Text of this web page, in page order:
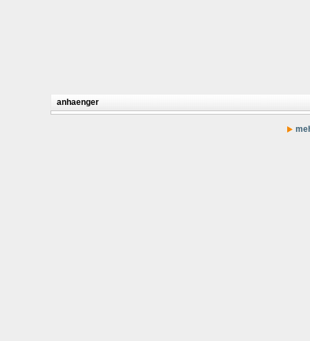
anhaenger